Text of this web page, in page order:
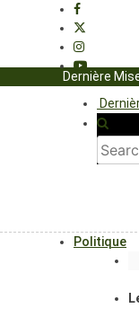
Dernière
Politique